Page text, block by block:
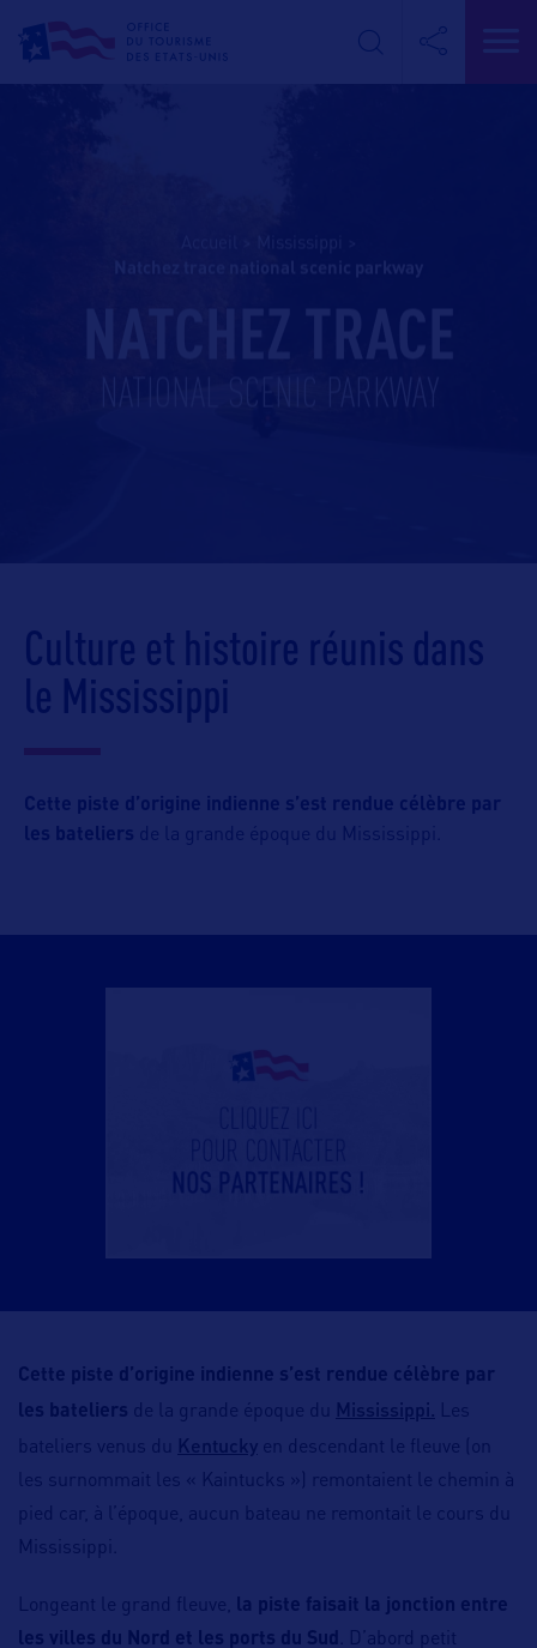
Culture et histoire réunis dans
le Mississippi
Cette piste d’origine indienne s’est rendue célèbre par
les bateliers de la grande époque du Mississippi.
Cette piste d’origine indienne s’est rendue célèbre par
les bateliers de la grande époque du Mississippi. Les
bateliers venus du Kentucky en descendant le fleuve (on
les surnommait les « Kaintucks ») remontaient le chemin à
pied car, à l’époque, aucun bateau ne remontait le cours du
Mississippi.
Longeant le grand fleuve,
la piste faisait la jonction entre
les villes du Nord et les ports du Sud
. D’abord petit